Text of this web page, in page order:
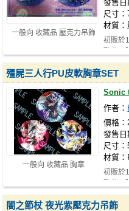
一般向 收藏品 壓克力吊飾
發售日
尺寸：
材質：
初販於
一般向 收藏品 胸章
殭屍三人行PU皮軟胸章SET
Sonic
作者：
價格：
發售日
尺寸
材質
初販於
闇之節杖 夜光紫壓克力吊飾